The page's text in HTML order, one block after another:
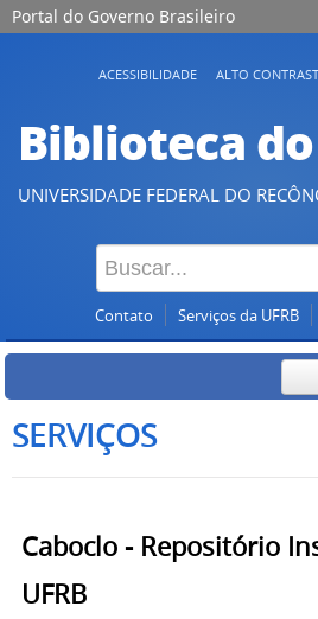
Portal do Governo Brasileiro
ACESSIBILIDADE ALTO
Biblioteca
UNIVERSIDADE FEDERAL DO
Contato Serviços da UFRB
SERVIÇOS
Caboclo - Repositório
UFRB